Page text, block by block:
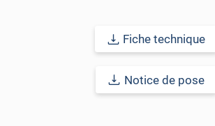
extérieurs. Il est donc conseillé d'installer des
stores afin de pallier à ce problème et
Ce film combiné s'adaptera parfaitement à
entreprise, à la maison, dans un atelier... et
Fiche technique
Notice de pose